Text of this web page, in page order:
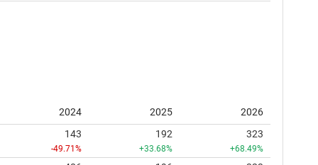
2024 2025
2026
143
-49.71%
192
+33.68%
323
+68.49%